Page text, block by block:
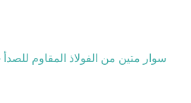
سوار متين من الفولاذ المقاوم